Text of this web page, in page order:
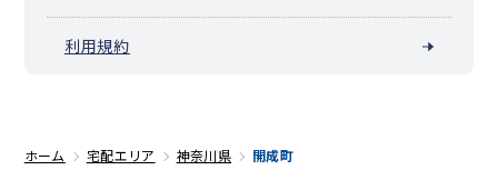
利用規約
ホーム 宅配エリア 神奈川県 開成町